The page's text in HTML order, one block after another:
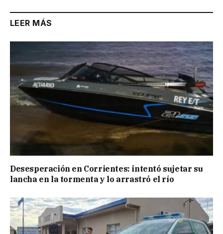
LEER MÁS
Desesperación en Corrientes: intentó sujetar su
lancha en la tormenta y lo arrastró el río